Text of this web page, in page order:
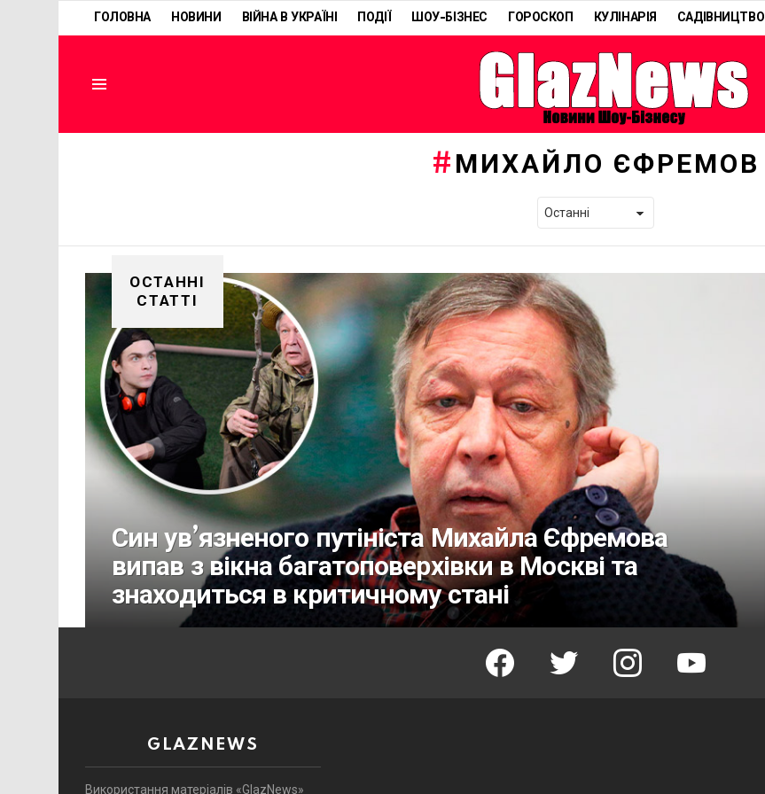
ГОЛОВНА НОВИНИ ВІЙНА В УКРАЇНІ ПОДІЇ ШОУ-БІЗНЕС ГОРОСКОП КУЛІНАРІЯ САДІВНИЦТВО
МИХАЙЛО ЄФРЕМОВ
ОСТАННІ
СТАТТІ
Син ув’язненого путініста Михайла Єфремова
випав з вікна багатоповерхівки в Москві та
знаходиться в критичному стані
facebook twitter instagram youtube
GLAZNEWS
Використання матеріалів «GlazNews»